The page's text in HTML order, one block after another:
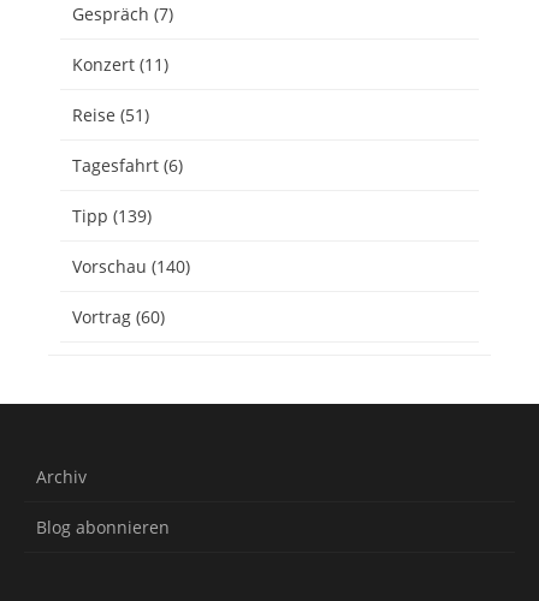
Gespräch (7)
Konzert (11)
Reise (51)
Tagesfahrt (6)
Tipp (139)
Vorschau (140)
Vortrag (60)
Archiv
Blog abonnieren